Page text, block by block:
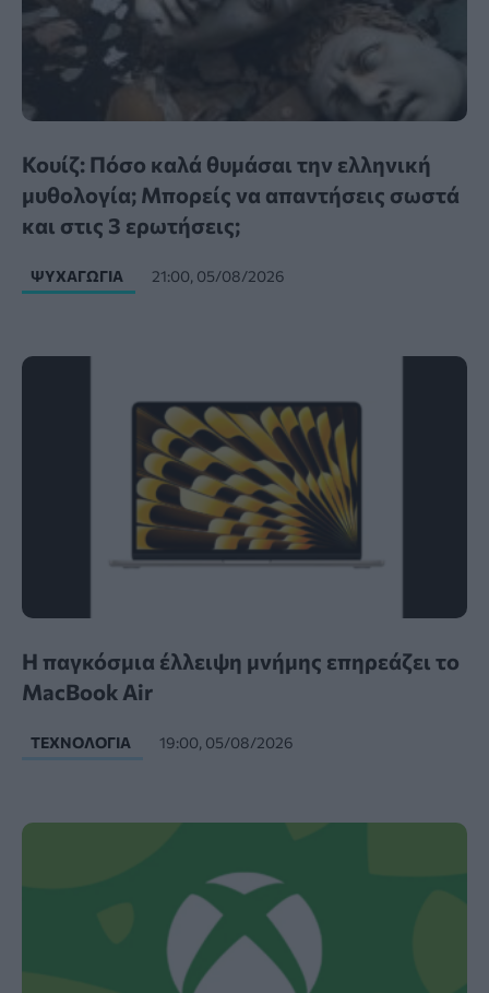
Κουίζ: Πόσο καλά θυμάσαι την ελληνική
μυθολογία; Μπορείς να απαντήσεις σωστά
και στις 3 ερωτήσεις;
ΨΥΧΑΓΩΓΊΑ 21:00, 05/08/2026
Η παγκόσμια έλλειψη μνήμης επηρεάζει το
MacBook Air
ΤΕΧΝΟΛΟΓΊΑ 19:00, 05/08/2026